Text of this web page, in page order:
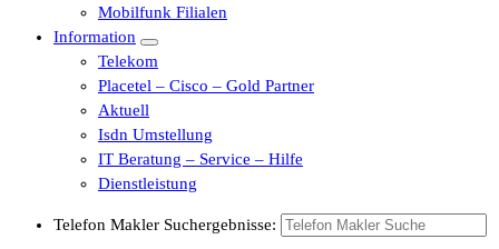
Mobilfunk Filialen
Information
Telekom
Placetel – Cisco – Gold Partner
Aktuell
Isdn Umstellung
IT Beratung – Service – Hilfe
Dienstleistung
Telefon Makler Suchergebnisse: